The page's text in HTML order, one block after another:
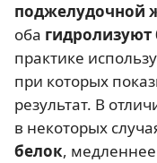
поджелудочной
оба гидролизуют
практике
при которых
результат. В
в некоторых
белок, медленнее